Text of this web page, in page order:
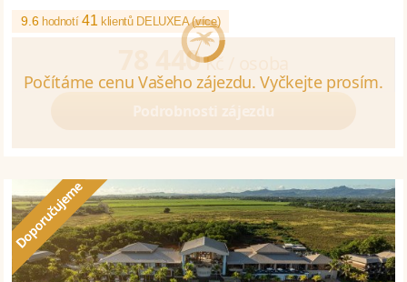
9.6 hodnotí41 klientů DELUXEA (více)
78 440Kč /